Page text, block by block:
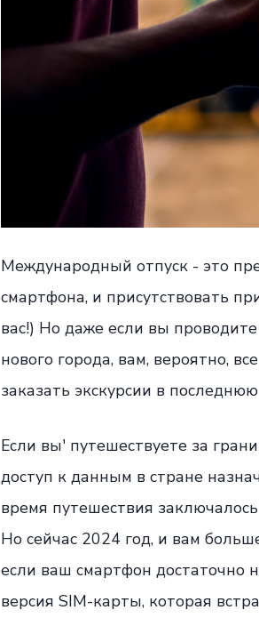
Международный отпуск - это
смартфона, и присутствовать
вас!) Но даже если вы
нового города, вам, вероятно,
заказать экскурсии в
Если вы' путешествуете за
доступ к данным в стране
время путешествия
Но сейчас 2024 год, и вам
если ваш смартфон достаточно
версия SIM-карты, которая